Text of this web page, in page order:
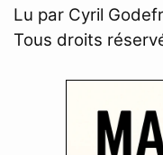
Lu par Cyril
Tous droits